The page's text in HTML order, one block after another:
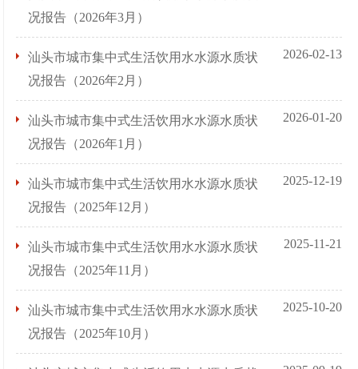
况报告（2026年3月）
汕头市城市集中式生活饮用水水源水质状
况报告（2026年2月）
2026-02-13
汕头市城市集中式生活饮用水水源水质状
况报告（2026年1月）
2026-01-20
汕头市城市集中式生活饮用水水源水质状
况报告（2025年12月）
2025-12-19
汕头市城市集中式生活饮用水水源水质状
况报告（2025年11月）
2025-11-21
汕头市城市集中式生活饮用水水源水质状
况报告（2025年10月）
2025-10-20